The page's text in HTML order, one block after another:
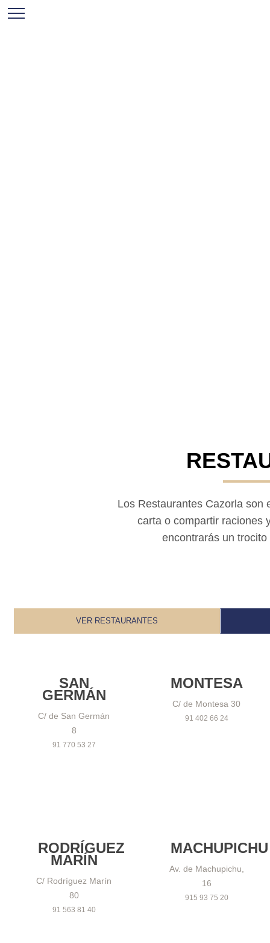
Los Restaurantes Cazorla son
carta o compartir raciones
encontrarás un
VER RESTAURANTES
SAN
GERMÁN
C/ de San Germán
8
91 770 53 27
MONTESA
C/ de Montesa 30
91 402 66 24
RODRÍGUEZ
MARÍN
C/ Rodríguez Marín
80
91 563 81 40
MACHUPICHU
Av. de Machupichu,
16
915 93 75 20